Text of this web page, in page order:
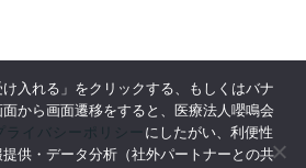
Privacy Policy
け入れる」をクリックする、もしくはバナ
から画面遷移をすると、医療法人嚶鳴会
プライバシーポリシー
にしたがい、利便性
供・データ分析（社外パートナーとの共